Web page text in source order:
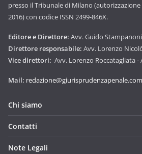
presso il Tribunale di Milano
2016) con codice ISSN 2499-846X.
Editore e Direttore: Avv. Guido
Direttore responsabile: Avv. Lorenzo
Vice direttori: Avv. Lorenzo Roccatagliata -
Mail: redazione@giurisprudenzapenale.com
Chi siamo
Contatti
Note Legali